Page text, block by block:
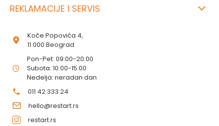
REKLAMACIJE I SERVIS
Koče Popovića 4,
11 000 Beograd
Pon-Pet: 09:00-20:00
Subota: 10:00-15:00
Nedelja: neradan dan
011 42 333 24
hello@restart.rs
restart.rs